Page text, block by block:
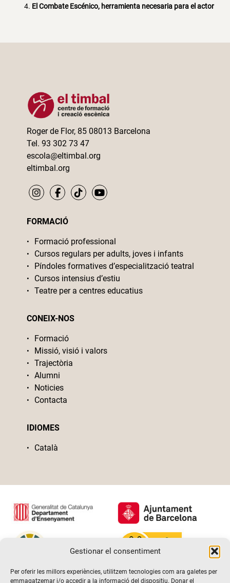
Gestionar el consentiment
Per oferir les millors experiències, utilitzem tecnologies com ara galetes per
emmagatzemar i/o accedir a la informació del dispositiu. Donar el
El Combate Escénico, herramienta necesaria para el actor
Roger de Flor, 85 08013 Barcelona
Tel. 93 302 73 47
escola@eltimbal.org
eltimbal.org
FORMACIÓ
Formació professional
Cursos regulars per adults, joves i infants
Píndoles formatives d’especialització teatral
Cursos intensius d’estiu
Teatre per a centres educatius
CONEIX-NOS
Formació
Missió, visió i valors
Trajectòria
Alumni
Noticies
Contacta
IDIOMES
Català